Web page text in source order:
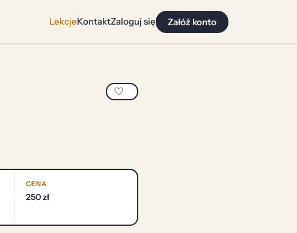
LekcjeKontaktZaloguj się Załóż konto
CENA
250 zł